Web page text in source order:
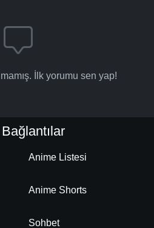
İlk yorumu sen yap!
Bağlantılar
Anime Listesi
Anime Shorts
Sohbet